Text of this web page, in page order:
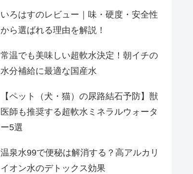
いろはすのレビュー｜味・硬度・安全性
から選ばれる理由を解説！
常温でも美味しい超軟水決定！朝イチの
水分補給に最適な国産水
【ペット（犬・猫）の尿路結石予防】獣
医師も推奨する超軟水ミネラルウォータ
ー5選
温泉水99で便秘は解消する？高アルカリ
イオン水のデトックス効果